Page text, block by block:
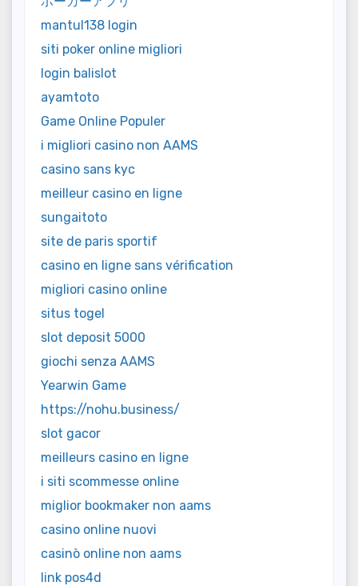
mantul138 login
siti poker online migliori
login balislot
ayamtoto
Game Online Populer
i migliori casino non AAMS
casino sans kyc
meilleur casino en ligne
sungaitoto
site de paris sportif
casino en ligne sans vérification
migliori casino online
situs togel
slot deposit 5000
giochi senza AAMS
Yearwin Game
https://nohu.business/
slot gacor
meilleurs casino en ligne
i siti scommesse online
miglior bookmaker non aams
casino online nuovi
casinò online non aams
link pos4d